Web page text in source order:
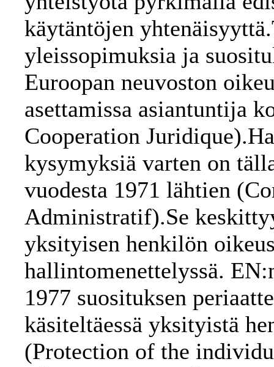
käytäntöjen
yleissopimuksia ja
Euroopan neuvoston
asettamissa asiantuntija
Cooperation
kysymyksiä varten on
vuodesta 1971 lähtien
Administratif).Se
yksityisen henkilön
hallintomenettelyssä.
1977 suosituksen
käsiteltäessä yksityistä
(Protection of the